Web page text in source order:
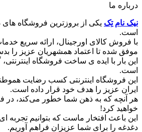
درباره ما
نیک نام تِک یکی از بروزترین فروشگاه
است.
با فروش کالای اورجینال، ارائه سریع
موفق شده تا اعتماد همشهریان عزیز را
این بار با ایده ی ساخت فروشگاه
است.
این فروشگاه اینترنتی کسب رضایت
ایران عزیز را هدف خود قرار داده است.
هر آنچه که به ذهن شما خطور می‌کند، در
خواهید کرد!
این باعث افتخار ماست که بتوانیم تجربه
دغدغه را برای شما عزیزان فراهم آوریم.